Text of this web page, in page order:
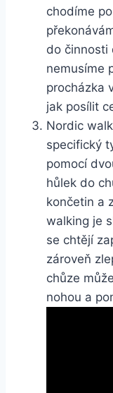
chodíme
do činnosti
nemusíme
procházka
jak posílit
Nordic
specifický
pomocí
hůlek do
končetin a
walking je
se chtějí
zároveň
chůze
nohou a